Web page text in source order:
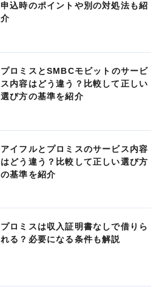
申込時のポイントや別の対処法も紹
介
プロミスとSMBCモビットのサービ
ス内容はどう違う？比較して正しい
選び方の基準を紹介
アイフルとプロミスのサービス内容
はどう違う？比較して正しい選び方
の基準を紹介
プロミスは収入証明書なしで借りら
れる？必要になる条件も解説